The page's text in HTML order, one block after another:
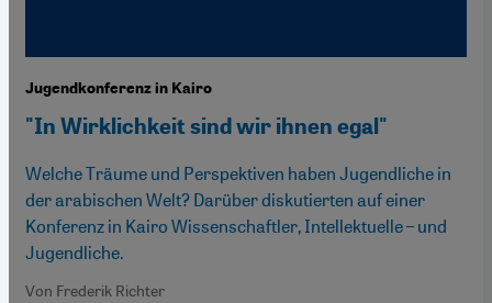
Jugendkonferenz in Kairo
"In Wirklichkeit sind wir ihnen egal"
Welche Träume und Perspektiven haben Jugendliche in
der arabischen Welt? Darüber diskutierten auf einer
Konferenz in Kairo Wissenschaftler, Intellektuelle – und
Jugendliche.
Von Frederik Richter